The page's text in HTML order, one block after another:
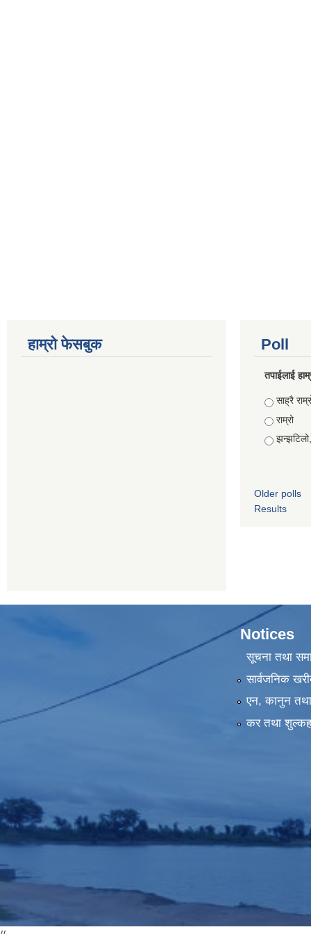
हाम्रो फेसबुक Poll
तपाईलाई
Choices
साह्रै
राम्रो
Older polls
Results
Notices
सूचना तथा
सार्वजनिक
एन, कानुन तथा
कर तथा